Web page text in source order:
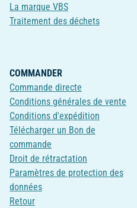
La marque VBS
Traitement des déchets
COMMANDER
Commande directe
Conditions générales de vente
Conditions d'expédition
Télécharger un Bon de
commande
Droit de rétractation
Paramètres de protection des
données
Retour